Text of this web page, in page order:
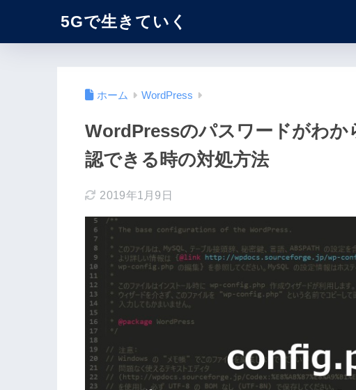
5Gで生きていく
ホーム WordPress
WordPressのパスワードがわ
認できる時の対処方法
2019年1月9日